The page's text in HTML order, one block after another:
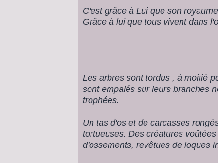
C'est grâce à Lui que son
Grâce à lui que tous vivent dans
Les arbres sont tordus , à moitié
sont empalés sur leurs branches
trophées.
Un tas d'os et de carcasses
tortueuses. Des créatures
d'ossements, revêtues de loques